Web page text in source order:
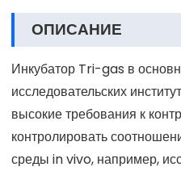
ОПИСАНИЕ
Инкубатор Tri-gas в
исследовательских
высокие требования к
контролировать
среды in vivo, например,